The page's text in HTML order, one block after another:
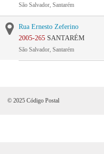
São Salvador, Santarém
Rua Ernesto Zeferino
2005-265 SANTARÉM
São Salvador, Santarém
© 2025 Código Postal